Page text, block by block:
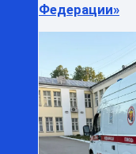
Федерации»